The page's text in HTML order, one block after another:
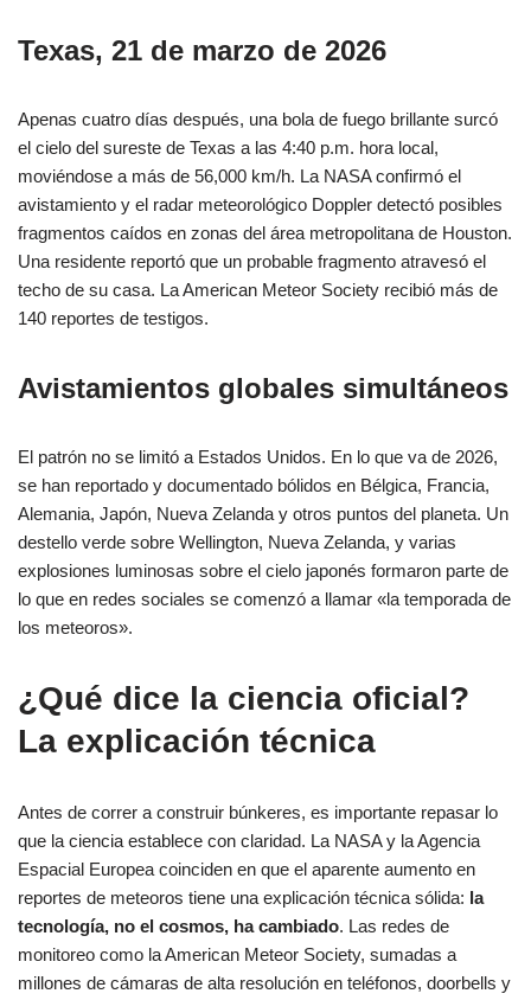
Texas, 21 de marzo de 2026
Apenas cuatro días después, una bola de fuego brillante surcó
el cielo del sureste de Texas a las 4:40 p.m. hora local,
moviéndose a más de 56,000 km/h. La NASA confirmó el
avistamiento y el radar meteorológico Doppler detectó posibles
fragmentos caídos en zonas del área metropolitana de Houston.
Una residente reportó que un probable fragmento atravesó el
techo de su casa. La American Meteor Society recibió más de
140 reportes de testigos.
Avistamientos globales simultáneos
El patrón no se limitó a Estados Unidos. En lo que va de 2026,
se han reportado y documentado bólidos en Bélgica, Francia,
Alemania, Japón, Nueva Zelanda y otros puntos del planeta. Un
destello verde sobre Wellington, Nueva Zelanda, y varias
explosiones luminosas sobre el cielo japonés formaron parte de
lo que en redes sociales se comenzó a llamar «la temporada de
los meteoros».
¿Qué dice la ciencia oficial?
La explicación técnica
Antes de correr a construir búnkeres, es importante repasar lo
que la ciencia establece con claridad. La NASA y la Agencia
Espacial Europea coinciden en que el aparente aumento en
reportes de meteoros tiene una explicación técnica sólida: la
tecnología, no el cosmos, ha cambiado. Las redes de
monitoreo como la American Meteor Society, sumadas a
millones de cámaras de alta resolución en teléfonos, doorbells y